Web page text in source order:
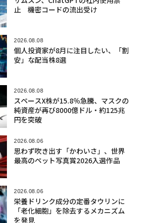
止 機密コードの流出受け
2026.08.08
個人投資家が8月に注目したい、「割
安」な配当株8選
2026.08.08
スペースX株が15.8％急騰、マスクの
純資産が再び8000億ドル・約125兆
円を突破
2026.08.06
思わず吹き出す「かわいさ」、世界
最高のペット写真賞2026入選作品
2026.08.06
栄養ドリンク成分の定番タウリンに
「老化細胞」を除去するメカニズム
を発見